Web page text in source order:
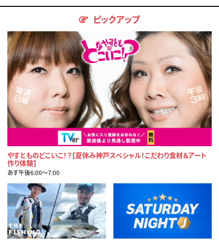
ピックアップ
やすとものどこいこ！？【夏休み神戸スペシャル！こだわり食材＆アート
作り体験】
あす午後6:00〜7:00